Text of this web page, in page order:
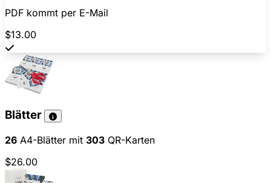
PDF kommt per E-Mail
$13.00
Blätter
26 A4-Blätter mit 303 QR-Karten
$26.00